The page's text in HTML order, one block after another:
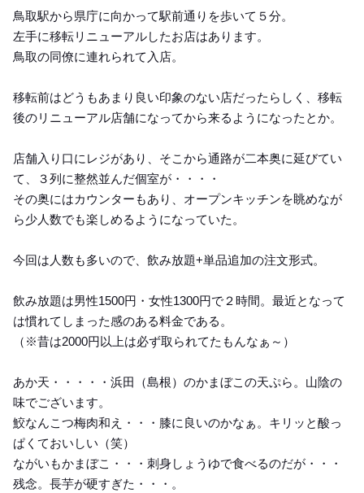
鳥取駅から県庁に向かって駅前通りを歩いて５分。
左手に移転リニューアルしたお店はあります。
鳥取の同僚に連れられて入店。
移転前はどうもあまり良い印象のない店だったらしく、移転
後のリニューアル店舗になってから来るようになったとか。
店舗入り口にレジがあり、そこから通路が二本奥に延びてい
て、３列に整然並んだ個室が・・・・
その奥にはカウンターもあり、オープンキッチンを眺めなが
ら少人数でも楽しめるようになっていた。
今回は人数も多いので、飲み放題+単品追加の注文形式。
飲み放題は男性1500円・女性1300円で２時間。最近となって
は慣れてしまった感のある料金である。
（※昔は2000円以上は必ず取られてたもんなぁ～）
あか天・・・・・浜田（島根）のかまぼこの天ぷら。山陰の
味でございます。
鮫なんこつ梅肉和え・・・膝に良いのかなぁ。キリッと酸っ
ぱくておいしい（笑）
ながいもかまぼこ・・・刺身しょうゆで食べるのだが・・・
残念。長芋が硬すぎた・・・。